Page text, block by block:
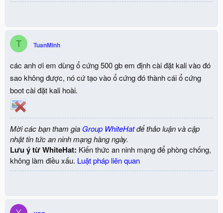
T TuanMinh
các anh ơi em dùng ổ cứng 500 gb em định cài đặt kali vào đó
sao không được, nó cứ tạo vào ổ cứng đó thành cái ổ cứng
boot cài đặt kali hoài.
Mời các bạn tham gia Group WhiteHatđể thảo luận và cập
nhật tin tức an ninh mạng hàng ngày.
Lưu ý từ WhiteHat: Kiến thức an ninh mạng để phòng chống,
không làm điều xấu. Luật pháp liên quan